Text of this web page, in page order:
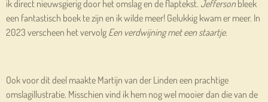
ik direct nieuwsgierig door het omslag en de flaptekst. Jeffersonbleek
een fantastisch boek te zijn en ik wilde meer! Gelukkig kwam er meer. In
2023 verscheen het vervolg Een verdwijning met een staartje.
Ook voor dit deel maakte Martijn van der Linden een prachtige
omslagillustratie. Misschien vind ik hem nog wel mooier dan die van de